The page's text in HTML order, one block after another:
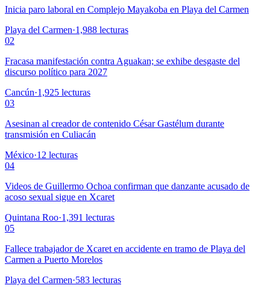
Inicia paro laboral en Complejo Mayakoba en Playa del Carmen
Playa del Carmen·1,988 lecturas
02
Fracasa manifestación contra Aguakan; se exhibe desgaste del
discurso político para 2027
Cancún·1,925 lecturas
03
Asesinan al creador de contenido César Gastélum durante
transmisión en Culiacán
México·12 lecturas
04
Videos de Guillermo Ochoa confirman que danzante acusado de
acoso sexual sigue en Xcaret
Quintana Roo·1,391 lecturas
05
Fallece trabajador de Xcaret en accidente en tramo de Playa del
Carmen a Puerto Morelos
Playa del Carmen·583 lecturas